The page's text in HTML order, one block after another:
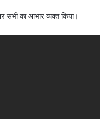
का आभार व्यक्त किया।